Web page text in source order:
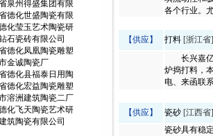
泉州得盛集团有限
德化世盛陶瓷有限
化莹玉艺术陶瓷研
石瓷砖有限公司
德化凤凰陶瓷雕塑
金诚陶瓷厂
德化县福泰日用陶
德化宏益陶瓷雕塑
溶洲建筑陶瓷二厂
化飞天陶瓷艺术研
筑陶瓷有限公司
各个行业。
【供应】 打料[浙江省]
长兴嘉亿
炉捣打料，
电、来函联
【供应】 瓷砂 [江西省]
瓷砂具有稳